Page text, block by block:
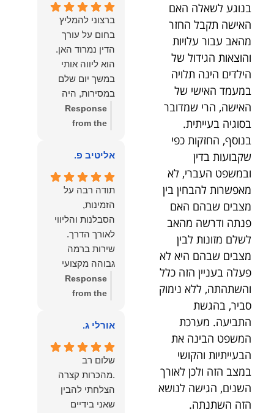
בנוגע לשאלה האם
האישה תקבל החזר
מהאב עבור עלויות
והוצאות הגידול של
הילדים הינה תלויה
במעמד האישי של
האישה, הרי שמדובר
בסוגיה בעייתית.
בנוסף, החזקות כפי
שקבועות בדין
ובמשפט העברי, לא
מאפשרות להבחין בין
מצבים שבהם האם
פנתה ודרשה מהאב
לשלם מזונות לבין
מצבים שבהם היא לא
פעלה בעניין הזה כלל
והשתהתה, ללא נימוק
סביר, בהגשת
התביעה. מערכת
המשפט הבינה את
הבעייתיות והקושי
במצב הזה ולכן לאורך
השנים, הגישה לנושא
הזה השתנתה.
עליכם..אני
שמחה שאתם
איתי ותזכו לטוב
כפי
שאתם....תבורכו
ברכה והצלחה
וחיבוק ממני🙂😘
💓
והמרגשות.
שמחנו מאוד
לקרוא את
דברייך. אנו
מעריכים את
האמון שנתת בנו
ונמשיך לעמוד
לצידך וללוות
אותך במסירות.
הלב הרבה
הצלחה, ברכה
ובשורות טובות.
שמעון האן
משרד עורכי דין
ונוטריון
ברצוני להמליץ
בחום על עורך
הדין נמרוד האן.
הוא ליווה אותי
במשך יום שלם
במסירות, היה
זמין לכל שאלה,
הכווין אותי בכל
תחושת ביטחון
התהליך.
המקצועיות,
הסבלנות,
היסודיות
והאכפתיות שלו
בלטו מהרגע
הראשון. הרגשתי
שיש לי על מי
לסמוך, ואני
הלב לכל מי
שמחפש עורך דין
מקצועי, אמין
ומסור.
Response
from the
הוא שלנו, נעמוד
ולשירותך בכל
עת גם בהמשך.
שמעון האן
משרד עורכי דין
ונוטריון
אליטיב פ.
תודה רבה על
הזמינות,
הסבלנות והליווי
שירות ברמה
גבוהה מקצועי
ואמין.
Response
from the
הוא שלנו.
אורלי ג.
שלום רב
.מהכרות קצרה
הצלחתי להבין
שאני בידיים